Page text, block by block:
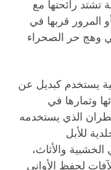
تشتد رائحتها مع
المرور قربها في
وهج حر الصحراء
يستخدم كبديل عن
وثمارها في
الذي يستخدمه
للأبل
والأثاث،
لحفظ الأواني